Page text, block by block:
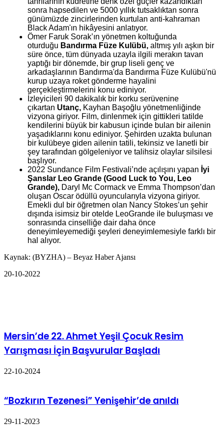
sonra hapsedilen ve 5000 yıllık tutsaklıktan sonra
günümüzde zincirlerinden kurtulan anti-kahraman
Black Adam'ın hikâyesini anlatıyor.
Ömer Faruk Sorak’ın yönetmen koltuğunda
oturduğu Bandırma Füze Kulübü, altmış yılı aşkın bir
süre önce, tüm dünyada uzayla ilgili merakın tavan
yaptığı bir dönemde, bir grup liseli genç ve
arkadaşlarının Bandırma'da Bandırma Füze Kulübü'nü
kurup uzaya roket gönderme hayalini
gerçekleştirmelerini konu ediniyor.
İzleyicileri 90 dakikalık bir korku serüvenine
çıkartan Utanç, Kayhan Başoğlu yönetmenliğinde
vizyona giriyor. Film, dinlenmek için gittikleri tatilde
kendilerini büyük bir kabusun içinde bulan bir ailenin
yaşadıklarını konu ediniyor. Şehirden uzakta bulunan
bir kulübeye giden ailenin tatili, tekinsiz ve lanetli bir
şey tarafından gölgeleniyor ve talihsiz olaylar silsilesi
başlıyor.
2022 Sundance Film Festivali’nde açılışını yapan İyi
Şanslar Leo Grande (Good Luck to You, Leo
Grande), Daryl Mc Cormack ve Emma Thompson’dan
oluşan Oscar ödüllü oyuncularıyla vizyona giriyor.
Emekli dul bir öğretmen olan Nancy Stokes’un şehir
dışında isimsiz bir otelde LeoGrande ile buluşması ve
sonrasında cinselliğe dair daha önce
deneyimleyemediği şeyleri deneyimlemesiyle farklı bir
hal alıyor.
Kaynak: (BYZHA) – Beyaz Haber Ajansı
20-10-2022
Mersin’de 22. Ahmet Yeşil Çocuk Resim
Yarışması İçin Başvurular Başladı
22-10-2024
“Bozkırın Tezenesi” Yenişehir’de anıldı
29-11-2023